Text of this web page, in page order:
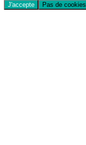
J'accepte Pas de cookies